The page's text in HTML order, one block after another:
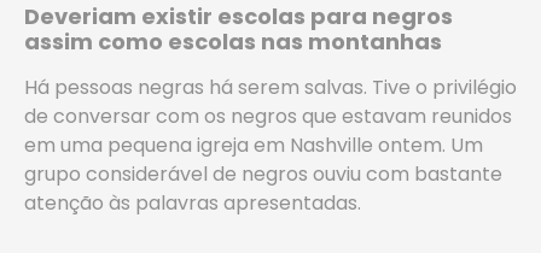
Deveriam existir escolas para negros
assim como escolas nas montanhas
Há pessoas negras há serem salvas. Tive o privilégio
de conversar com os negros que estavam reunidos
em uma pequena igreja em Nashville ontem. Um
grupo considerável de negros ouviu com bastante
atenção às palavras apresentadas.